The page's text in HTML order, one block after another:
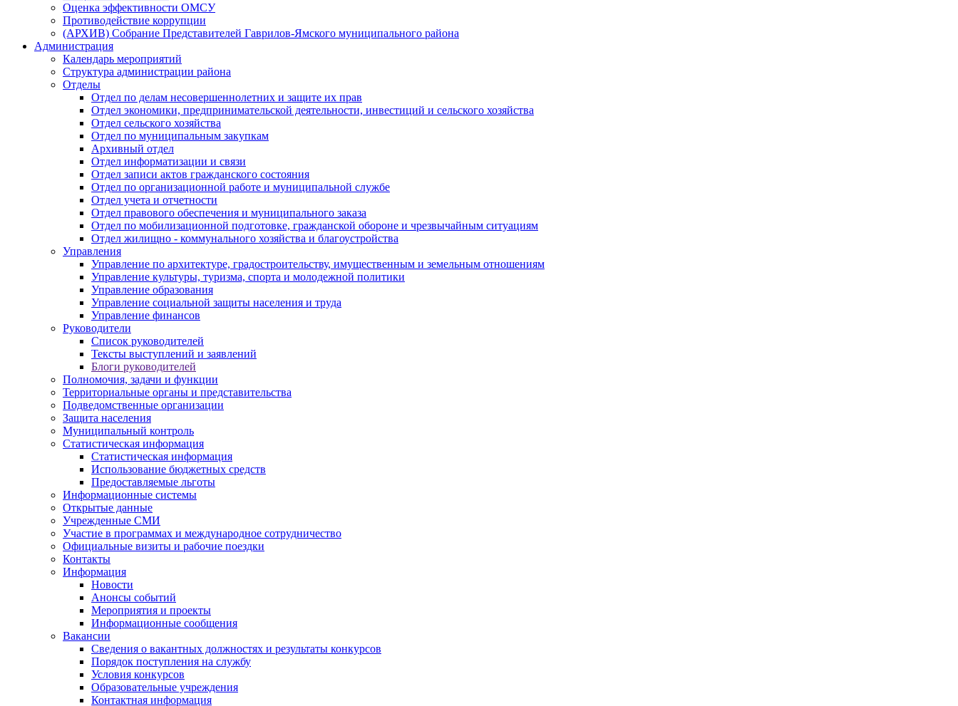
Оценка эффективности ОМСУ
Противодействие коррупции
(АРХИВ) Собрание Представителей Гаврилов-Ямского муниципального района
Администрация
Календарь мероприятий
Структура администрации района
Отделы
Отдел по делам несовершеннолетних и защите их прав
Отдел экономики, предпринимательской деятельности, инвестиций и сельского хозяйства
Отдел сельского хозяйства
Отдел по муниципальным закупкам
Архивный отдел
Отдел информатизации и связи
Отдел записи актов гражданского состояния
Отдел по организационной работе и муниципальной службе
Отдел учета и отчетности
Отдел правового обеспечения и муниципального заказа
Отдел по мобилизационной подготовке, гражданской обороне и чрезвычайным ситуациям
Отдел жилищно - коммунального хозяйства и благоустройства
Управления
Управление по архитектуре, градостроительству, имущественным и земельным отношениям
Управление культуры, туризма, спорта и молодежной политики
Управление образования
Управление социальной защиты населения и труда
Управление финансов
Руководители
Список руководителей
Тексты выступлений и заявлений
Блоги руководителей
Полномочия, задачи и функции
Территориальные органы и представительства
Подведомственные организации
Защита населения
Муниципальный контроль
Статистическая информация
Статистическая информация
Использование бюджетных средств
Предоставляемые льготы
Информационные системы
Открытые данные
Учрежденные СМИ
Участие в программах и международное сотрудничество
Официальные визиты и рабочие поездки
Контакты
Информация
Новости
Анонсы событий
Мероприятия и проекты
Информационные сообщения
Вакансии
Сведения о вакантных должностях и результаты конкурсов
Порядок поступления на службу
Условия конкурсов
Образовательные учреждения
Контактная информация